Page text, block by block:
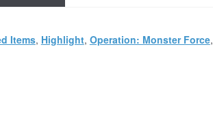
Items, Highlight, Operation: Monster Force,